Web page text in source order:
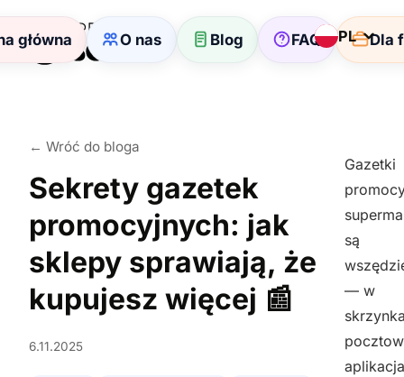
główna O nas Blog FAQ Dla
PL
← Wróć do bloga
Sekrety gazetek
promocyjnych: jak
sklepy sprawiają, że
kupujesz więcej 📰
6.11.2025
Gazetki
są
— w